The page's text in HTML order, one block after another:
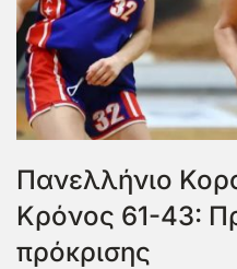
Πανελλήνιο
Κρόνος 61-43:
πρόκρισης